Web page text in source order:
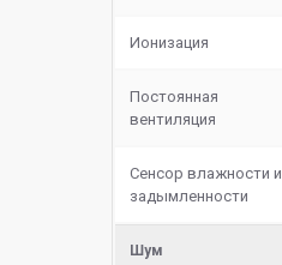
Ионизация
Постоянная
вентиляция
Сенсор влажности и
задымленности
Шум